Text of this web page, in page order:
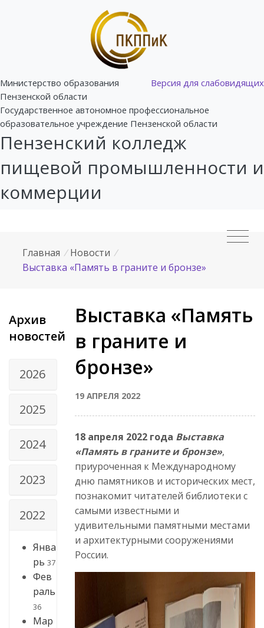
Версия для слабовидящих
Министерство образования
Пензенской области
Государственное автономное профессиональное
образовательное учреждение Пензенской области
Пензенский колледж
пищевой промышленности и
коммерции
Главная / Новости /
Выставка «Память в граните и бронзе»
Архив
новостей
2026
2025
2024
2023
2022
Янва
рь 37
Фев
раль
36
Мар
Выставка «Память
в граните и
бронзе»
19 АПРЕЛЯ 2022
18 апреля 2022 года Выставка
«Память в граните и бронзе»,
приуроченная к Международному
дню памятников и исторических мест,
познакомит читателей библиотеки с
самыми известными и
удивительными памятными местами
и архитектурными сооружениями
России.